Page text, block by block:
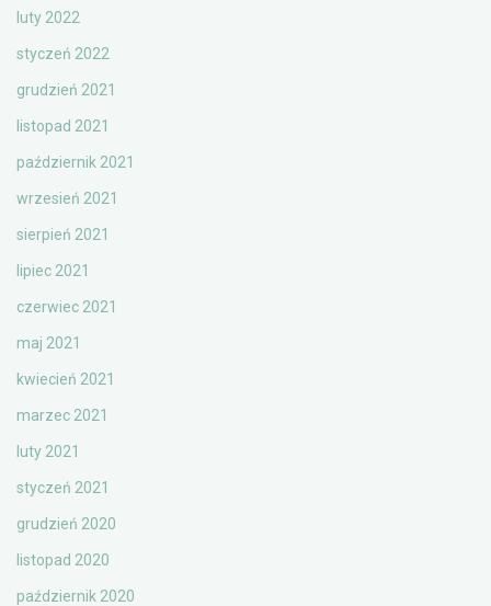
luty 2022
styczeń 2022
grudzień 2021
listopad 2021
październik 2021
wrzesień 2021
sierpień 2021
lipiec 2021
czerwiec 2021
maj 2021
kwiecień 2021
marzec 2021
luty 2021
styczeń 2021
grudzień 2020
listopad 2020
październik 2020